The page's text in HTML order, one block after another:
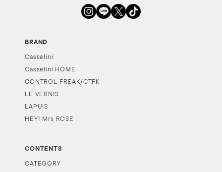
BRAND
Casselini
Casselini HOME
CONTROL FREAK/CTFK
LE VERNIS
LAPUIS
HEY! Mrs ROSE
CONTENTS
CATEGORY